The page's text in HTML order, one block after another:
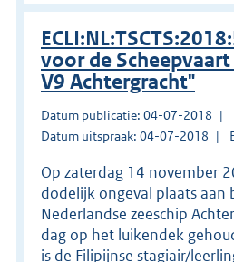
voor de
V9 Achtergracht"
Datum publicatie: 04-07-2018
Datum uitspraak: 04-07-2018
Op zaterdag 14 november
dodelijk ongeval plaats aan
Nederlandse zeeschip
dag op het luikendek
is de Filipijnse stagiair/